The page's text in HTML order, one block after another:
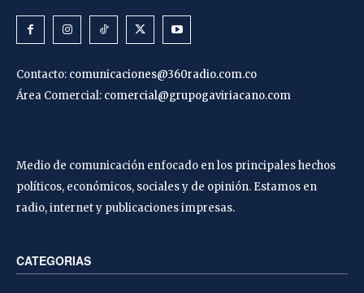
Contacto: comunicaciones@360radio.com.co
Área Comercial: comercial@grupogaviriacano.com
Medio de comunicación enfocado en los principales hechos
políticos, económicos, sociales y de opinión. Estamos en
radio, internet y publicaciones impresas.
CATEGORIAS